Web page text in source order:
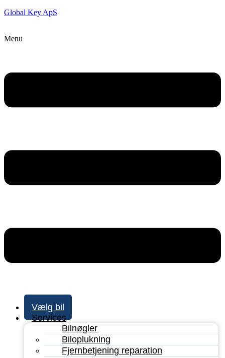
Global Key ApS
Menu
Vælg bil
Services
Bilnøgler
Biloplukning
Fjernbetjening reparation